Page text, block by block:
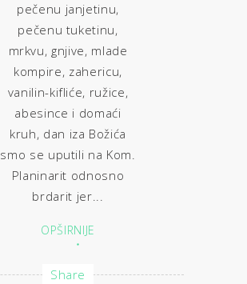
pečenu janjetinu,
pečenu tuketinu,
mrkvu, gnjive, mlade
kompire, zahericu,
vanilin-kifliće, ružice,
abesince i domaći
kruh, dan iza Božića
smo se uputili na Kom.
Planinarit odnosno
brdarit jer...
OPŠIRNIJE
Share